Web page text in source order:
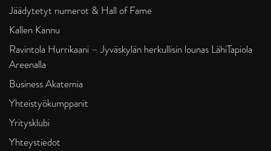
Jäädytetyt numerot & Hall of Fame
Kallen Kannu
Ravintola Hurrikaani – Jyväskylän herkullisin lounas LähiTapiola
Areenalla
Business Akatemia
Yhteistyökumppanit
Yritysklubi
Yhteystiedot